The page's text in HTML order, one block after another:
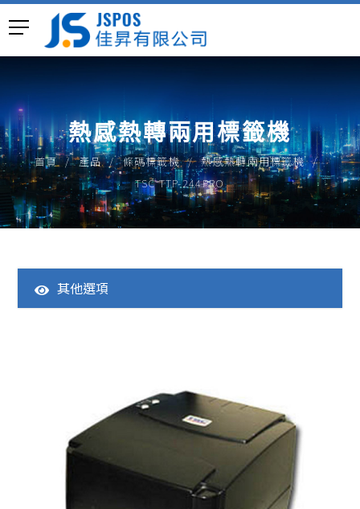
熱感熱轉兩用標籤機
首頁 產品 條碼標籤機
熱感熱轉兩用標籤機
TSC TTP-244PRO
其他選項
全部產品
Panel PC
自助點餐機